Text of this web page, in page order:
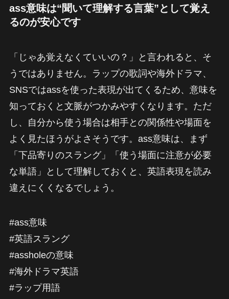
ass意味は“聞いて理解する言葉”として覚え
るのが安心です
「じゃあ覚えなくていいの？」と言われると、そ
うではありません。ラップの歌詞や海外ドラマ、
SNSではassを使った表現が出てくるため、意味を
知っておくと文脈がつかみやすくなります。ただ
し、自分から使う場合は相手との関係性や場面を
よく見たほうがよさそうです。ass意味は、まず
「下品寄りのスラング」「使う場面に注意が必要
な単語」として理解しておくと、英語表現を読み
違えにくくなるでしょう。
#ass意味
#英語スラング
#assholeの意味
#海外ドラマ英語
#ラップ用語